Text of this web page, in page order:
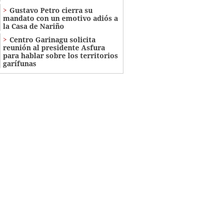
Gustavo Petro cierra su
mandato con un emotivo adiós a
la Casa de Nariño
Centro Garinagu solicita
reunión al presidente Asfura
para hablar sobre los territorios
garífunas